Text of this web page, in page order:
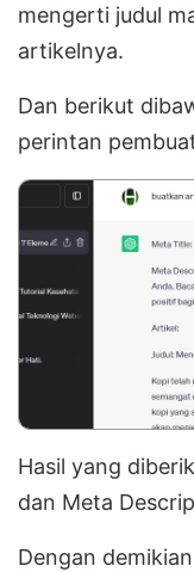
mengerti judul
artikelnya.
Dan berikut
perintan
Hasil yang
dan Meta
Dengan